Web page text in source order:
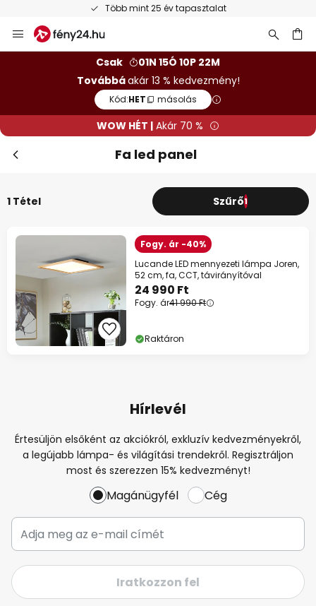
Több mint 25 év tapasztalat
Ugrás
a
Csak
01N 15Ó 10P 22M
Továbbáakár 13 % kedvezmény!
Kód:HET másolás
WOW HÉT | Akár 70 %
Fa led panel
1 Tétel Szűrő1
Fogy. ár -40%
Lucande LED mennyezeti lámpa Joren,
52 cm, fa, CCT, távirányítóval
24 990 Ft
Fogy. ár41 990 Ft
Raktáron
Hírlevél
Értesüljön elsőként az akciókról, exkluzív kedvezményekről,
a legújabb lámpa- és világítási trendekről. Regisztráljon
most és szerezzen 15% kedvezményt!
Magánügyfél Cég
Iratkozzon fel